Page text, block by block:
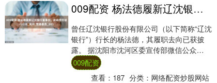
009配资 杨法德履新辽沈银行董事长，此前担任该行行长_吴川_党委委员_分行
曾任辽沈银行股份有限公司（以下简称“辽沈
银行”）行长的杨法德，其履职去向已获披
露。 据沈阳市沈河区委宣传部微信公众
号“幸福沈河”消息，6月24日，沈河区委书记
林....
009配资
查看： 187 分类： 网络配资炒股网站